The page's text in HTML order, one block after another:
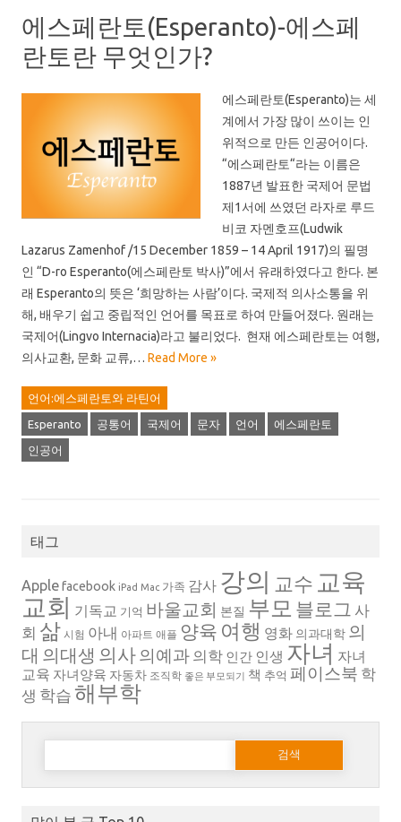
에스페란토(Esperanto)-에스페
란토란 무엇인가?
에스페란토(Esperanto)는 세
계에서 가장 많이 쓰이는 인
위적으로 만든 인공어이다.
“에스페란토“라는 이름은
1887년 발표한 국제어 문법
제1서에 쓰였던 라자로 루드
비코 자멘호프(Ludwik
Lazarus Zamenhof /15 December 1859 – 14 April 1917)의 필명
인 “D-ro Esperanto(에스페란토 박사)”에서 유래하였다고 한다. 본
래 Esperanto의 뜻은 ‘희망하는 사람’이다. 국제적 의사소통을 위
해, 배우기 쉽고 중립적인 언어를 목표로 하여 만들어졌다. 원래는
국제어(Lingvo Internacia)라고 불리었다. 현재 에스페란토는 여행,
의사교환, 문화 교류,… Read More »
언어:에스페란토와 라틴어
Esperanto 공통어 국제어 문자 언어 에스페란토
인공어
태그
Applefacebook iPad Mac 가족 감사 강의 교수 교육
교회 기독교 기억 바울교회 본질 부모 블로그 사
회 삶 시험 아내 아파트 애플 양육 여행 영화 의과대학 의
대 의대생 의사의예과 의학 인간 인생 자녀 자녀
교육 자녀양육 자동차 조직학 좋은 부모되기 책 추억 페이스북 학
생 학습 해부학
다음 검색: